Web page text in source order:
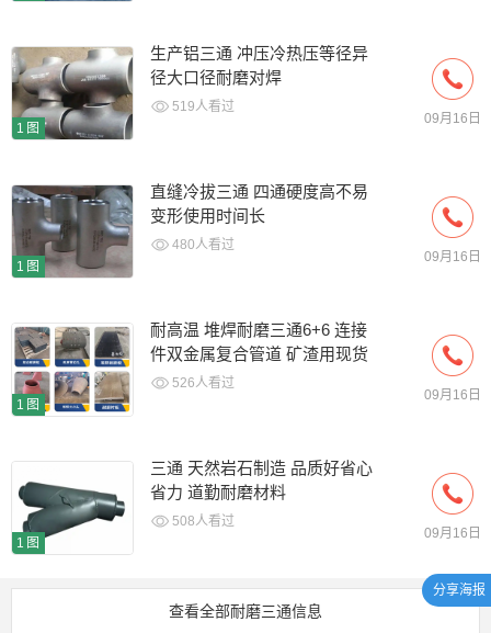
1图
生产铝三通 冲压冷热压等径异
径大口径耐磨对焊
519人看过
09月16日
1图
直缝冷拔三通 四通硬度高不易
变形使用时间长
480人看过
09月16日
1图
耐高温 堆焊耐磨三通6+6 连接
件双金属复合管道 矿渣用现货
526人看过
09月16日
1图
三通 天然岩石制造 品质好省心
省力 道勤耐磨材料
508人看过
09月16日
查看全部耐磨三通信息
分享海报